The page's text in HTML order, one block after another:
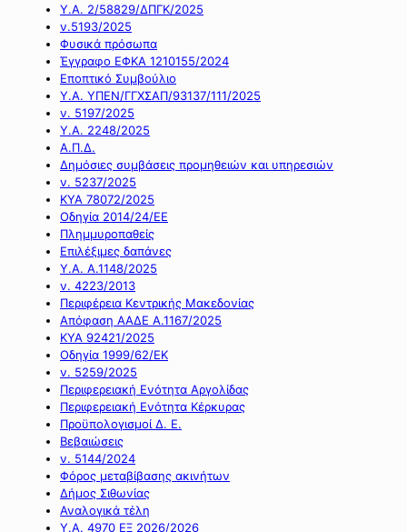
Υ.Α. 2/58829/ΔΠΓΚ/2025
ν.5193/2025
Φυσικά πρόσωπα
Έγγραφο ΕΦΚΑ 1210155/2024
Εποπτικό Συμβούλιο
Υ.Α. ΥΠΕΝ/ΓΓΧΣΑΠ/93137/111/2025
ν. 5197/2025
Υ.Α. 2248/2025
Α.Π.Δ.
Δημόσιες συμβάσεις προμηθειών και υπηρεσιών
ν. 5237/2025
ΚΥΑ 78072/2025
Οδηγία 2014/24/ΕΕ
Πλημμυροπαθείς
Επιλέξιμες δαπάνες
Υ.Α. Α.1148/2025
ν. 4223/2013
Περιφέρεια Κεντρικής Μακεδονίας
Απόφαση ΑΑΔΕ Α.1167/2025
ΚΥΑ 92421/2025
Οδηγία 1999/62/ΕΚ
ν. 5259/2025
Περιφερειακή Ενότητα Αργολίδας
Περιφερειακή Ενότητα Κέρκυρας
Προϋπολογισμοί Δ. Ε.
Βεβαιώσεις
ν. 5144/2024
Φόρος μεταβίβασης ακινήτων
Δήμος Σιθωνίας
Αναλογικά τέλη
Υ.Α. 4970 ΕΞ 2026/2026